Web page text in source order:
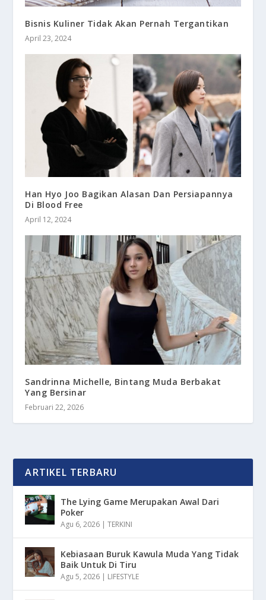
Bisnis Kuliner Tidak Akan Pernah Tergantikan
April 23, 2024
Han Hyo Joo Bagikan Alasan Dan Persiapannya
Di Blood Free
April 12, 2024
Sandrinna Michelle, Bintang Muda Berbakat
Yang Bersinar
Februari 22, 2026
ARTIKEL TERBARU
The Lying Game Merupakan Awal Dari
Poker
Agu 6, 2026 |TERKINI
Kebiasaan Buruk Kawula Muda Yang Tidak
Baik Untuk Di Tiru
Agu 5, 2026 | LIFESTYLE